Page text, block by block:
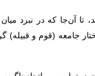
آن‌جا که در نبرد
جامعه (قوم و